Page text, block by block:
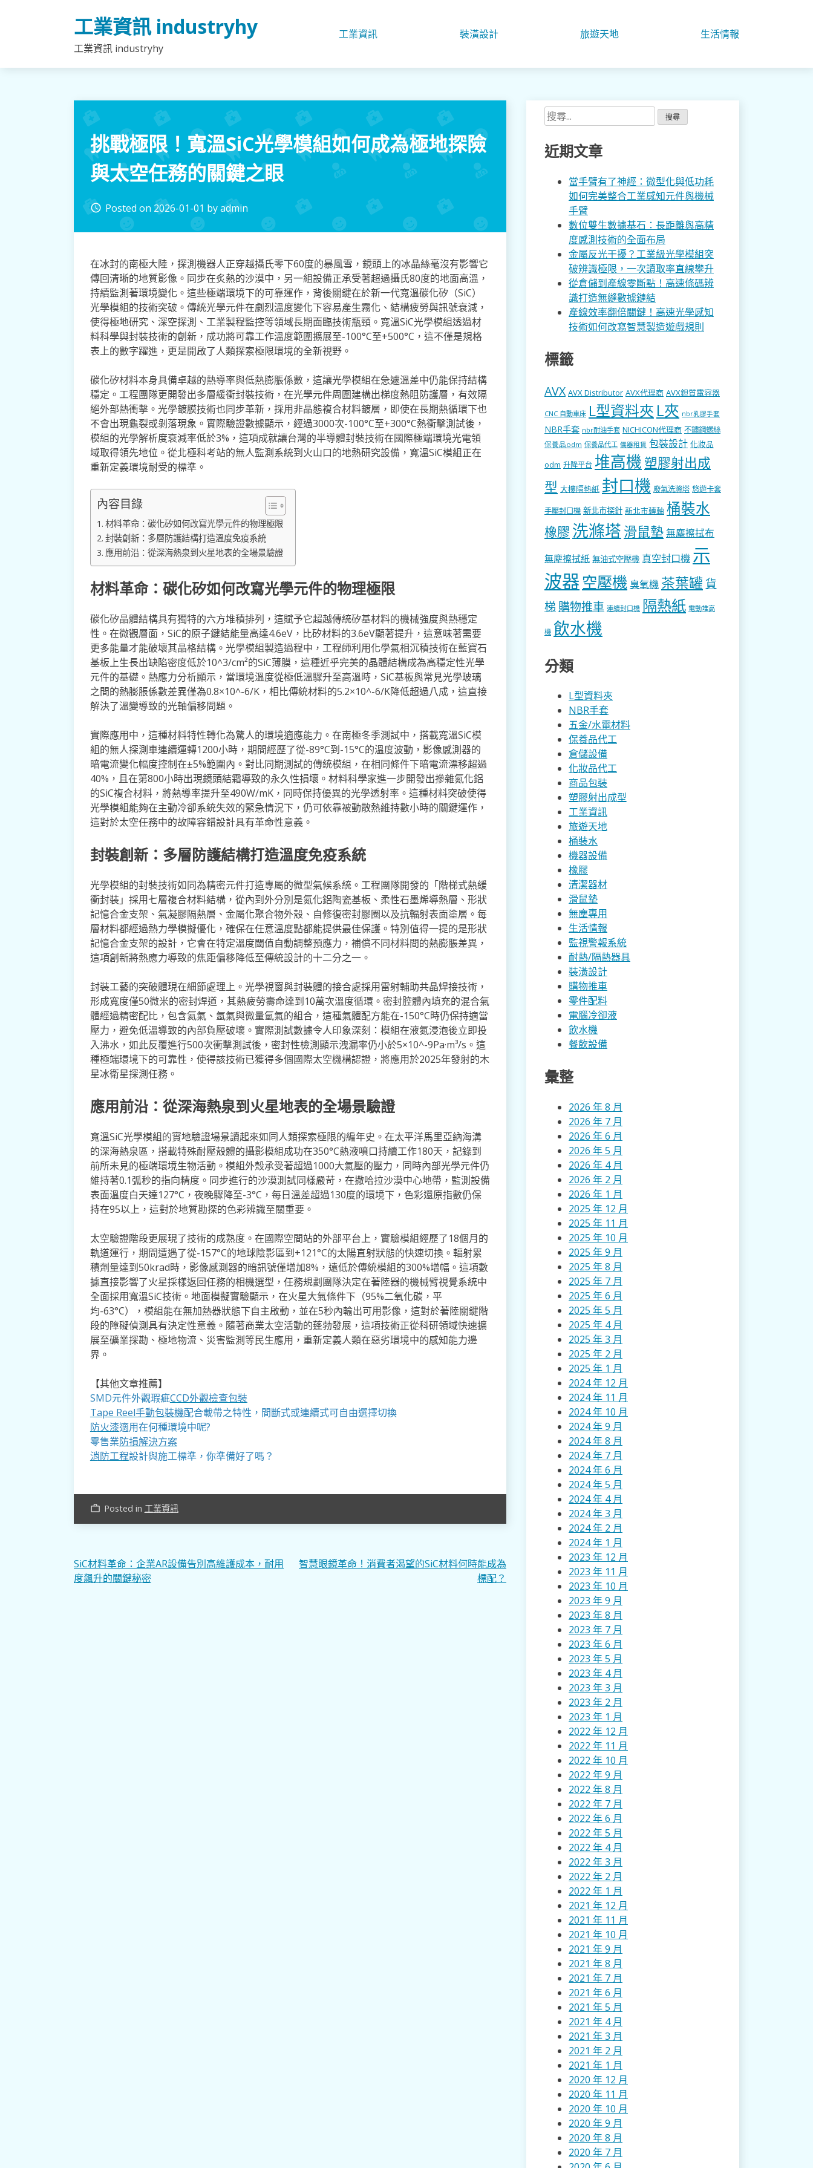
工業資訊 industryhy
工業資訊 industryhy
工業資訊 裝潢設計 旅遊天地 生活情報
挑戰極限！寬溫SiC光學模組如何成為極地探險
與太空任務的關鍵之眼
access_time Posted on2026-01-01 byadmin
在冰封的南極大陸，探測機器人正穿越攝氏零下60度的暴風雪，鏡頭上的冰晶絲毫沒有影響它
傳回清晰的地質影像。同步在炙熱的沙漠中，另一組設備正承受著超過攝氏80度的地面高溫，
持續監測著環境變化。這些極端環境下的可靠運作，背後關鍵在於新一代寬溫碳化矽（SiC）
光學模組的技術突破。傳統光學元件在劇烈溫度變化下容易產生霧化、結構疲勞與訊號衰減，
使得極地研究、深空探測、工業製程監控等領域長期面臨技術瓶頸。寬溫SiC光學模組透過材
料科學與封裝技術的創新，成功將可靠工作溫度範圍擴展至-100°C至+500°C，這不僅是規格
表上的數字躍進，更是開啟了人類探索極限環境的全新視野。
碳化矽材料本身具備卓越的熱導率與低熱膨脹係數，這讓光學模組在急遽溫差中仍能保持結構
穩定。工程團隊更開發出多層緩衝封裝技術，在光學元件周圍建構出梯度熱阻防護層，有效隔
絕外部熱衝擊。光學鍍膜技術也同步革新，採用非晶態複合材料鍍層，即使在長期熱循環下也
不會出現龜裂或剝落現象。實際驗證數據顯示，經過3000次-100°C至+300°C熱衝擊測試後，
模組的光學解析度衰減率低於3%，這項成就讓台灣的半導體封裝技術在國際極端環境光電領
域取得領先地位。從北極科考站的無人監測系統到火山口的地熱研究設備，寬溫SiC模組正在
重新定義環境耐受的標準。
內容目錄
材料革命：碳化矽如何改寫光學元件的物理極限
封裝創新：多層防護結構打造溫度免疫系統
應用前沿：從深海熱泉到火星地表的全場景驗證
材料革命：碳化矽如何改寫光學元件的物理極限
碳化矽晶體結構具有獨特的六方堆積排列，這賦予它超越傳統矽基材料的機械強度與熱穩定
性。在微觀層面，SiC的原子鍵結能量高達4.6eV，比矽材料的3.6eV顯著提升，這意味著需要
更多能量才能破壞其晶格結構。光學模組製造過程中，工程師利用化學氣相沉積技術在藍寶石
基板上生長出缺陷密度低於10^3/cm²的SiC薄膜，這種近乎完美的晶體結構成為高穩定性光學
元件的基礎。熱應力分析顯示，當環境溫度從極低溫驟升至高溫時，SiC基板與常見光學玻璃
之間的熱膨脹係數差異僅為0.8×10^-6/K，相比傳統材料的5.2×10^-6/K降低超過八成，這直接
解決了溫變導致的光軸偏移問題。
實際應用中，這種材料特性轉化為驚人的環境適應能力。在南極冬季測試中，搭載寬溫SiC模
組的無人探測車連續運轉1200小時，期間經歷了從-89°C到-15°C的溫度波動，影像感測器的
暗電流變化幅度控制在±5%範圍內。對比同期測試的傳統模組，在相同條件下暗電流漂移超過
40%，且在第800小時出現鏡頭結霜導致的永久性損壞。材料科學家進一步開發出摻雜氮化鋁
的SiC複合材料，將熱導率提升至490W/mK，同時保持優異的光學透射率。這種材料突破使得
光學模組能夠在主動冷卻系統失效的緊急情況下，仍可依靠被動散熱維持數小時的關鍵運作，
這對於太空任務中的故障容錯設計具有革命性意義。
封裝創新：多層防護結構打造溫度免疫系統
光學模組的封裝技術如同為精密元件打造專屬的微型氣候系統。工程團隊開發的「階梯式熱緩
衝封裝」採用七層複合材料結構，從內到外分別是氮化鋁陶瓷基板、柔性石墨烯導熱層、形狀
記憶合金支架、氣凝膠隔熱層、金屬化聚合物外殼、自修復密封膠圈以及抗輻射表面塗層。每
層材料都經過熱力學模擬優化，確保在任意溫度點都能提供最佳保護。特別值得一提的是形狀
記憶合金支架的設計，它會在特定溫度閾值自動調整預應力，補償不同材料間的熱膨脹差異，
這項創新將熱應力導致的焦距偏移降低至傳統設計的十二分之一。
封裝工藝的突破體現在細節處理上。光學視窗與封裝體的接合處採用雷射輔助共晶焊接技術，
形成寬度僅50微米的密封焊道，其熱疲勞壽命達到10萬次溫度循環。密封腔體內填充的混合氣
體經過精密配比，包含氦氣、氬氣與微量氫氣的組合，這種氣體配方能在-150°C時仍保持適當
壓力，避免低溫導致的內部負壓破壞。實際測試數據令人印象深刻：模組在液氮浸泡後立即投
入沸水，如此反覆進行500次衝擊測試後，密封性檢測顯示洩漏率仍小於5×10^-9Pa·m³/s。這
種極端環境下的可靠性，使得該技術已獲得多個國際太空機構認證，將應用於2025年發射的木
星冰衛星探測任務。
應用前沿：從深海熱泉到火星地表的全場景驗證
寬溫SiC光學模組的實地驗證場景讀起來如同人類探索極限的編年史。在太平洋馬里亞納海溝
的深海熱泉區，搭載特殊耐壓殼體的攝影模組成功在350°C熱液噴口持續工作180天，記錄到
前所未見的極端環境生物活動。模組外殼承受著超過1000大氣壓的壓力，同時內部光學元件仍
維持著0.1弧秒的指向精度。同步進行的沙漠測試同樣嚴苛，在撒哈拉沙漠中心地帶，監測設備
表面溫度白天達127°C，夜晚驟降至-3°C，每日溫差超過130度的環境下，色彩還原指數仍保
持在95以上，這對於地質勘探的色彩辨識至關重要。
太空驗證階段更展現了技術的成熟度。在國際空間站的外部平台上，實驗模組經歷了18個月的
軌道運行，期間遭遇了從-157°C的地球陰影區到+121°C的太陽直射狀態的快速切換。輻射累
積劑量達到50krad時，影像感測器的暗訊號僅增加8%，遠低於傳統模組的300%增幅。這項數
據直接影響了火星採樣返回任務的相機選型，任務規劃團隊決定在著陸器的機械臂視覺系統中
全面採用寬溫SiC技術。地面模擬實驗顯示，在火星大氣條件下（95%二氧化碳，平
均-63°C），模組能在無加熱器狀態下自主啟動，並在5秒內輸出可用影像，這對於著陸關鍵階
段的障礙偵測具有決定性意義。隨著商業太空活動的蓬勃發展，這項技術正從科研領域快速擴
展至礦業探勘、極地物流、災害監測等民生應用，重新定義人類在惡劣環境中的感知能力邊
界。
【其他文章推薦】
SMD元件外觀瑕疵CCD外觀檢查包裝
Tape Reel手動包裝機配合載帶之特性，間斷式或連續式可自由選擇切換
防火漆適用在何種環境中呢?
零售業防損解決方案
消防工程設計與施工標準，你準備好了嗎？
work_outline Posted in 工業資訊
文
章
SiC材料革命：企業AR設備告別高維護成本，耐用
度飆升的關鍵秘密
智慧眼鏡革命！消費者渴望的SiC材料何時能成為
標配？
搜
尋
關
鍵
近期文章
當手臂有了神經：微型化與低功耗
如何完美整合工業感知元件與機械
手臂
數位雙生數據基石：長距離與高精
度感測技術的全面布局
金屬反光干擾？工業級光學模組突
破辨識極限，一次讀取率直線攀升
從倉儲到產線零斷點！高速條碼辨
識打造無縫數據鏈結
產線效率翻倍關鍵！高速光學感知
技術如何改寫智慧製造遊戲規則
標籤
AVX AVX Distributor AVX代理商 AVX鉭質電容器
CNC 自動車床 L型資料夾 L夾 nbr乳膠手套
NBR手套 nbr耐油手套 NICHICON代理商 不鏽鋼螺絲
保養品odm 保養品代工 儀器租賃 包裝設計 化妝品
odm 升降平台 堆高機 塑膠射出成
型 大樓隔熱紙 封口機 廢氣洗滌塔 悠遊卡套
手壓封口機 新北市探針 新北市轉軸 桶裝水
橡膠 洗滌塔 滑鼠墊無塵擦拭布
無塵擦拭紙 無油式空壓機 真空封口機 示
波器 空壓機 臭氧機 茶葉罐 貨
梯 購物推車 連續封口機 隔熱紙 電動堆高
機 飲水機
分類
L型資料夾
NBR手套
五金/水電材料
保養品代工
倉儲設備
化妝品代工
商品包裝
塑膠射出成型
工業資訊
旅遊天地
桶裝水
機器設備
橡膠
清潔器材
滑鼠墊
無塵專用
生活情報
監視警報系統
耐熱/隔熱器具
裝潢設計
購物推車
零件配料
電腦冷卻液
飲水機
餐飲設備
彙整
2026 年 8 月
2026 年 7 月
2026 年 6 月
2026 年 5 月
2026 年 4 月
2026 年 2 月
2026 年 1 月
2025 年 12 月
2025 年 11 月
2025 年 10 月
2025 年 9 月
2025 年 8 月
2025 年 7 月
2025 年 6 月
2025 年 5 月
2025 年 4 月
2025 年 3 月
2025 年 2 月
2025 年 1 月
2024 年 12 月
2024 年 11 月
2024 年 10 月
2024 年 9 月
2024 年 8 月
2024 年 7 月
2024 年 6 月
2024 年 5 月
2024 年 4 月
2024 年 3 月
2024 年 2 月
2024 年 1 月
2023 年 12 月
2023 年 11 月
2023 年 10 月
2023 年 9 月
2023 年 8 月
2023 年 7 月
2023 年 6 月
2023 年 5 月
2023 年 4 月
2023 年 3 月
2023 年 2 月
2023 年 1 月
2022 年 12 月
2022 年 11 月
2022 年 10 月
2022 年 9 月
2022 年 8 月
2022 年 7 月
2022 年 6 月
2022 年 5 月
2022 年 4 月
2022 年 3 月
2022 年 2 月
2022 年 1 月
2021 年 12 月
2021 年 11 月
2021 年 10 月
2021 年 9 月
2021 年 8 月
2021 年 7 月
2021 年 6 月
2021 年 5 月
2021 年 4 月
2021 年 3 月
2021 年 2 月
2021 年 1 月
2020 年 12 月
2020 年 11 月
2020 年 10 月
2020 年 9 月
2020 年 8 月
2020 年 7 月